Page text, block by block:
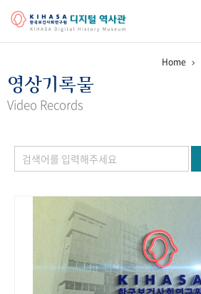
걸어온 길 기관 변천사
정책과 연구 키워드로 보는 연구 역사
기록물 아카이브
사진 아카이브 문서 기록물 행정박물
Home
영상기록물
Video Records